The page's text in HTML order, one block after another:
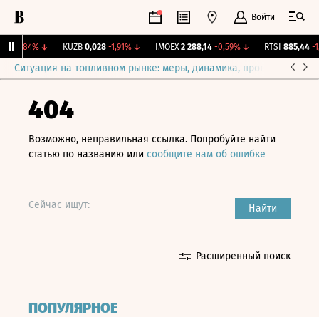
Войти
-1,84%↓ KUZB 0,028 -1,91% ↓ IMOEX 2 288,14 -0,59%↓ RTSI 885,44 -
Ситуация на топливном рынке: меры, динамика, прогнозы
404
Возможно, неправильная ссылка. Попробуйте найти
статью по названию или сообщите нам об ошибке
Сейчас ищут: Найти
Расширенный поиск
ПОПУЛЯРНОЕ